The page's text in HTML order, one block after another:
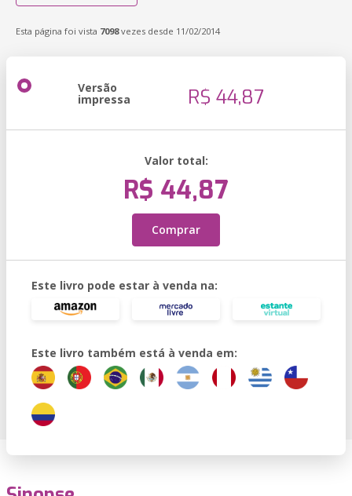
Esta página foi vista 7098vezes desde 11/02/2014
Versão
impressa R$ 44,87
Valor total:
R$ 44,87
Comprar
Este livro pode estar à venda na:
Este livro também está à venda em: